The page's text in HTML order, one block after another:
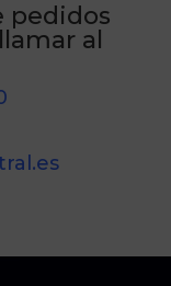
pedidos
al